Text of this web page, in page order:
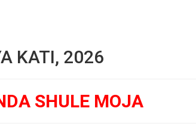
KATI, 2026
SHULE MOJA